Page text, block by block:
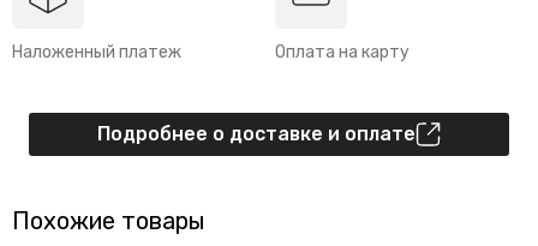
Наложенный платеж Оплата на карту
Подробнее о доставке и оплате
Похожие товары